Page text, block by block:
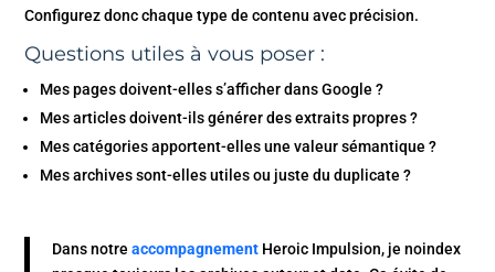
Configurez donc chaque type de contenu avec précision.
Questions utiles à vous poser :
Mes pages doivent-elles s’afficher dans Google ?
Mes articles doivent-ils générer des extraits propres ?
Mes catégories apportent-elles une valeur sémantique ?
Mes archives sont-elles utiles ou juste du duplicate ?
Dans notreaccompagnement Heroic Impulsion, je noindex